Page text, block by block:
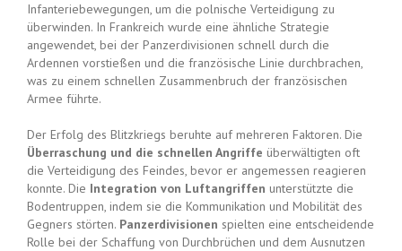
Infanteriebewegungen, um die polnische Verteidigung zu
überwinden. In Frankreich wurde eine ähnliche Strategie
angewendet, bei der Panzerdivisionen schnell durch die
Ardennen vorstießen und die französische Linie durchbrachen,
was zu einem schnellen Zusammenbruch der französischen
Armee führte.
Der Erfolg des Blitzkriegs beruhte auf mehreren Faktoren. Die
Überraschung und die schnellen Angriffe überwältigten oft
die Verteidigung des Feindes, bevor er angemessen reagieren
konnte. Die Integration von Luftangriffen unterstützte die
Bodentruppen, indem sie die Kommunikation und Mobilität des
Gegners störten. Panzerdivisionen spielten eine entscheidende
Rolle bei der Schaffung von Durchbrüchen und dem Ausnutzen